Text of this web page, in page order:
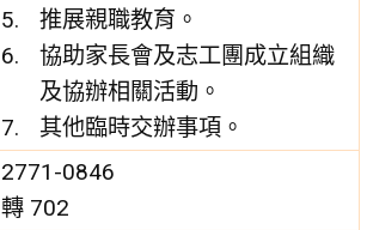
推展親職教育。
協助家長會及志工團成立組織
及協辦相關活動。
其他臨時交辦事項。
2771-0846
轉 702